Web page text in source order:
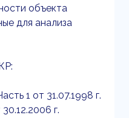
объекта
для анализа
1 от 31.07.1998 г.
г.